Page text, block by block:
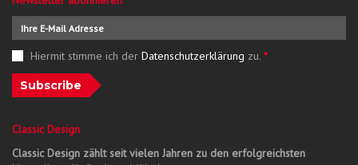
Hiermit stimme ich der Datenschutzerklärung zu. *
Subscribe
Classic Design
Classic Design zählt seit vielen Jahren zu den erfolgreichsten